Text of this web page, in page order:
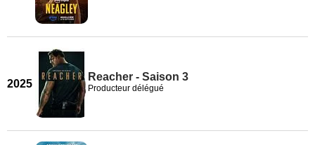
2025
Reacher - Saison 3
Producteur délégué